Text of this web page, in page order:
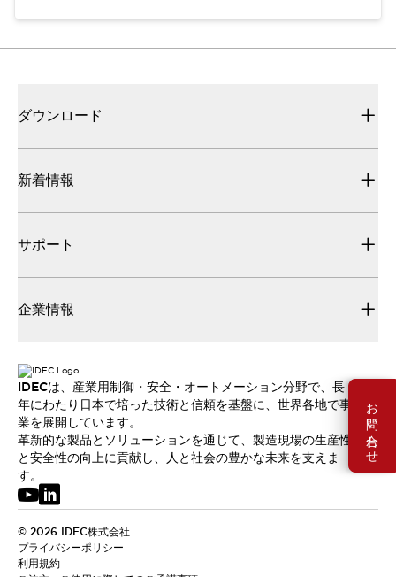
お問い合わせ
ダウンロード
新着情報
サポート
企業情報
IDECは、産業用制御・安全・オートメーション分野で、長
年にわたり日本で培った技術と信頼を基盤に、世界各地で事
業を展開しています。
革新的な製品とソリューションを通じて、製造現場の生産性
と安全性の向上に貢献し、人と社会の豊かな未来を支えま
す。
© 2026 IDEC株式会社
プライバシーポリシー
利用規約